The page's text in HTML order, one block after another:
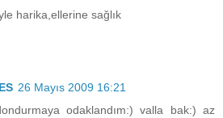
harika,ellerine sağlık
26 Mayıs 2009 16:21
odaklandım:) valla bak:) az